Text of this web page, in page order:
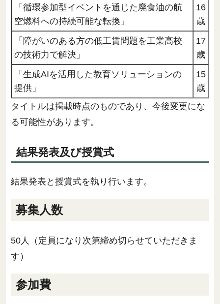
「循環参加型イベントを通じた廃食油の航
空燃料への持続可能な転換」
16
歳
「障がいのある方の低工賃問題を工業高校
の技術力で解決」
17
歳
「生成AIを活用した教育ソリューションの
提供」
15
歳
タイトルは掲載時点のものであり、今後変更にな
る可能性があります。
結果発表及び授賞式
結果発表と授賞式を執り行います。
募集人数
50人（定員になり次第締め切らせていただきま
す）
参加費